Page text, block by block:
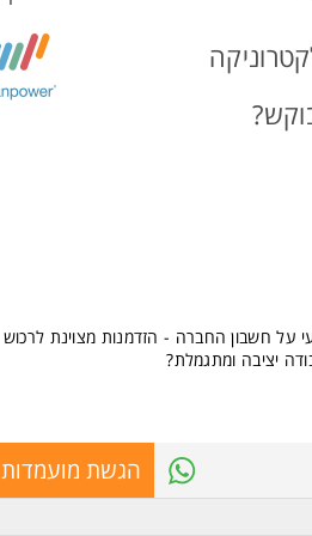
- יתרון
לנשים ולגברים כאחד.
על חשבון החברה - הזדמנות מצוינת לרכוש
יציבה ומתגמלת?
הגשת מועמדות